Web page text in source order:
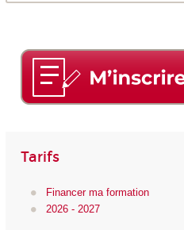
Tarifs
Financer ma formation
2026 - 2027